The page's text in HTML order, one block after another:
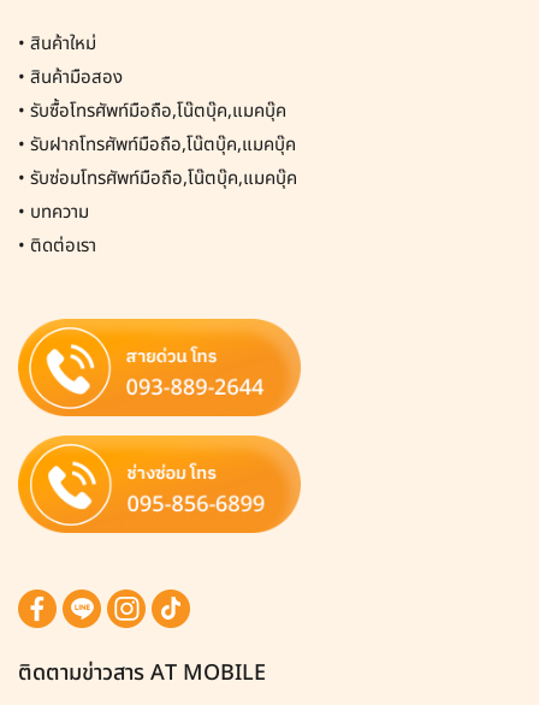
• สินค้าใหม่
• สินค้ามือสอง
• รับซื้อโทรศัพท์มือถือ,โน๊ตบุ๊ค,แมคบุ๊ค
• รับฝากโทรศัพท์มือถือ,โน๊ตบุ๊ค,แมคบุ๊ค
• รับซ่อมโทรศัพท์มือถือ,โน๊ตบุ๊ค,แมคบุ๊ค
• บทความ
• ติดต่อเรา
ติดตามข่าวสาร AT MOBILE